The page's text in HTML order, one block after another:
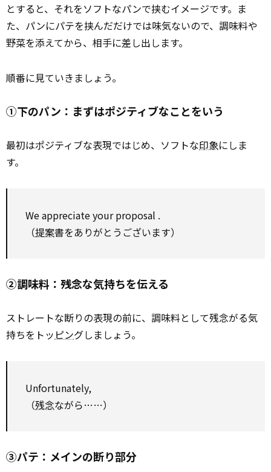
とすると、それをソフトなパンで挟むイメージです。ま
た、パンにパテを挟んだだけでは味気ないので、調味料や
野菜を添えてから、相手に差し出します。
順番に見ていきましょう。
①下のパン：まずはポジティブなことをいう
最初はポジティブな表現ではじめ、ソフトな印象にしま
す。
Weappreciateyourproposal .
（提案書をありがとうございます）
②調味料：残念な気持ちを伝える
ストレートな断りの表現の前に、調味料として残念がる気
持ちをトッ ピングしましょう。
Unfortunately,
（残念ながら……）
③パテ：メインの断り部分